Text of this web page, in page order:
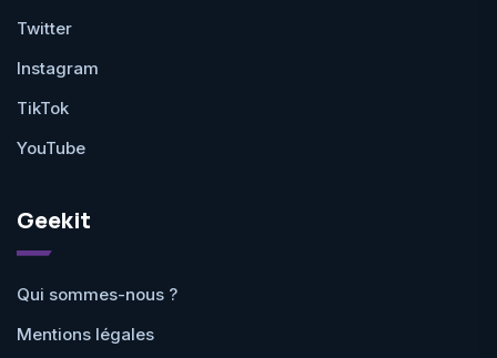
Twitter
Instagram
TikTok
YouTube
Geekit
Qui sommes-nous ?
Mentions légales